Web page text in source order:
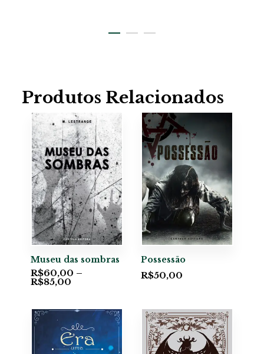
Produtos Relacionados
Museu das sombras
R$60,00 –
R$85,00
Possessão
R$50,00